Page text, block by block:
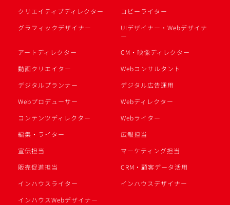
クリエイティブディレクター
コピーライター
グラフィックデザイナー
UIデザイナー・Webデザイナ
ー
アートディレクター
CM・映像ディレクター
動画クリエイター
Webコンサルタント
デジタルプランナー
デジタル広告運用
Webプロデューサー
Webディレクター
コンテンツディレクター
Webライター
編集・ライター
広報担当
宣伝担当
マーケティング担当
販売促進担当
CRM・顧客データ活用
インハウスライター
インハウスデザイナー
インハウスWebデザイナー